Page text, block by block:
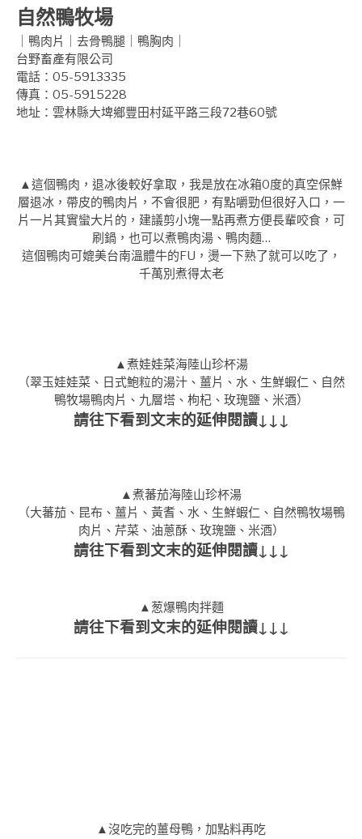
自然鴨牧場
｜鴨肉片｜去骨鴨腿｜鴨胸肉｜
台野畜產有限公司
電話：05-5913335
傳真：05-5915228
地址：雲林縣大埤鄉豐田村延平路三段72巷60號
▲這個鴨肉，退冰後較好拿取，我是放在冰箱0度的真空保鮮
層退冰，帶皮的鴨肉片，不會很肥，有點嚼勁但很好入口，一
片一片其實蠻大片的，建議剪小塊一點再煮方便長輩咬食，可
刷鍋，也可以煮鴨肉湯、鴨肉麵…
這個鴨肉可媲美台南溫體牛的FU，燙一下熟了就可以吃了，
千萬別煮得太老
▲煮娃娃菜海陸山珍杯湯
（翠玉娃娃菜、日式鮑粒的湯汁、薑片、水、生鮮蝦仁、自然
鴨牧場鴨肉片、九層塔、枸杞、玫瑰鹽、米酒）
請往下看到文末的延伸閱讀↓↓↓
▲煮蕃茄海陸山珍杯湯
（大蕃茄、昆布、薑片、黃耆、水、生鮮蝦仁、自然鴨牧場鴨
肉片、芹菜、油蔥酥、玫瑰鹽、米酒）
請往下看到文末的延伸閱讀↓↓↓
▲葱爆鴨肉拌麵
請往下看到文末的延伸閱讀↓↓↓
▲沒吃完的薑母鴨，加點料再吃